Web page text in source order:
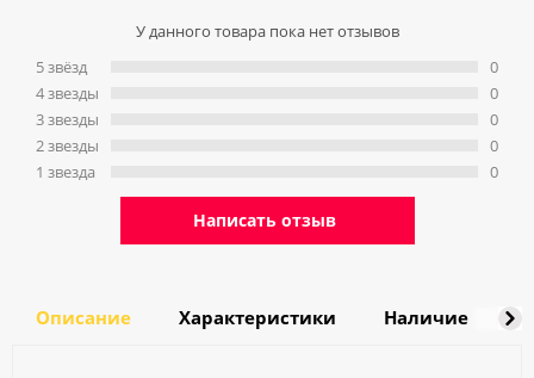
У данного товара пока нет отзывов
5 звёзд
4 звeзды
3 звeзды
2 звeзды
1 звeзда
0
0
0
0
0
Написать отзыв
Описание Характеристики Наличие